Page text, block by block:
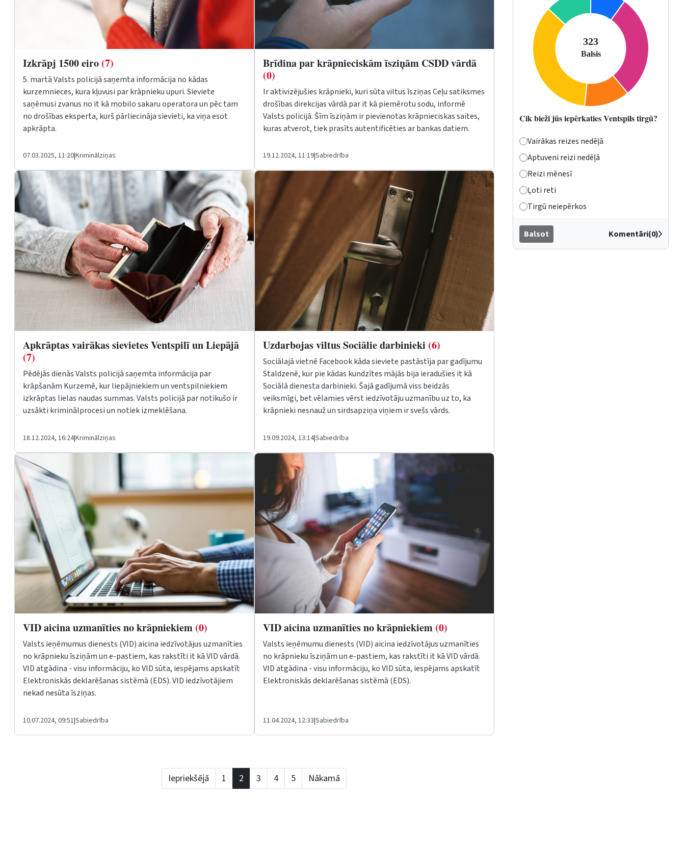
Izkrāpj 1500 eiro (7)
5. martā Valsts policijā saņemta informācija no kādas
kurzemnieces, kura kļuvusi par krāpnieku upuri. Sieviete
saņēmusi zvanus no it kā mobilo sakaru operatora un pēc tam
no drošības eksperta, kurš pārliecināja sievieti, ka viņa esot
apkrāpta.
07.03.2025, 11:20|Kriminālziņas
Brīdina par krāpnieciskām īsziņām CSDD vārdā
(0)
Ir aktivizējušies krāpnieki, kuri sūta viltus īsziņas Ceļu satiksmes
drošības direkcijas vārdā par it kā piemērotu sodu, informē
Valsts policijā. Šīm īsziņām ir pievienotas krāpnieciskas saites,
kuras atverot, tiek prasīts autentificēties ar bankas datiem.
19.12.2024, 11:19|Sabiedrība
Apkrāptas vairākas sievietes Ventspilī un Liepājā
(7)
Pēdējās dienās Valsts policijā saņemta informācija par
krāpšanām Kurzemē, kur liepājniekiem un ventspilniekiem
izkrāptas lielas naudas summas. Valsts policijā par notikušo ir
uzsākti kriminālprocesi un notiek izmeklēšana.
18.12.2024, 16:24|Kriminālziņas
Uzdarbojas viltus Sociālie darbinieki (6)
Sociālajā vietnē Facebook kāda sieviete pastāstīja par gadījumu
Staldzenē, kur pie kādas kundzītes mājās bija ieradušies it kā
Sociālā dienesta darbinieki. Šajā gadījumā viss beidzās
veiksmīgi, bet vēlamies vērst iedzīvotāju uzmanību uz to, ka
krāpnieki nesnauž un sirdsapziņa viņiem ir svešs vārds.
19.09.2024, 13:14|Sabiedrība
VID aicina uzmanīties no krāpniekiem (0)
Valsts ieņēmumus dienests (VID) aicina iedzīvotājus uzmanīties
no krāpnieku īsziņām un e-pastiem, kas rakstīti it kā VID vārdā.
VID atgādina - visu informāciju, ko VID sūta, iespējams apskatīt
Elektroniskās deklarēšanas sistēmā (EDS). VID iedzīvotājiem
nekad nesūta īsziņas.
10.07.2024, 09:51|Sabiedrība
VID aicina uzmanīties no krāpniekiem (0)
Valsts ieņēmumu dienests (VID) aicina iedzīvotājus uzmanīties
no krāpnieku īsziņām un e-pastiem, kas rakstīti it kā VID vārdā.
VID atgādina - visu informāciju, ko VID sūta, iespējams apskatīt
Elektroniskās deklarēšanas sistēmā (EDS).
11.04.2024, 12:33|Sabiedrība
Iepriekšējā 1 2 3 4 5 Nākamā
Cik bieži jūs iepērkaties Ventspils tirgū?
Vairākas reizes nedēļā
Aptuveni reizi nedēļā
Reizi mēnesī
Ļoti reti
Tirgū neiepērkos
Balsot Komentāri(0)